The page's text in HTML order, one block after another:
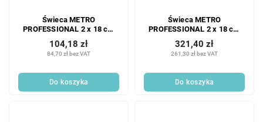
Świeca METRO
PROFESSIONAL 2 x 18 cm
bordowa 30 szt.
84,70 zł bez VAT
104,18 zł
Do koszyka
Świeca METRO
PROFESSIONAL 2 x 18 cm
bordowa 100 szt.
261,30 zł bez VAT
321,40 zł
Do koszyka